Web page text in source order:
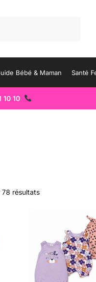
Bébé & Maman Santé
10 10
78 résultats